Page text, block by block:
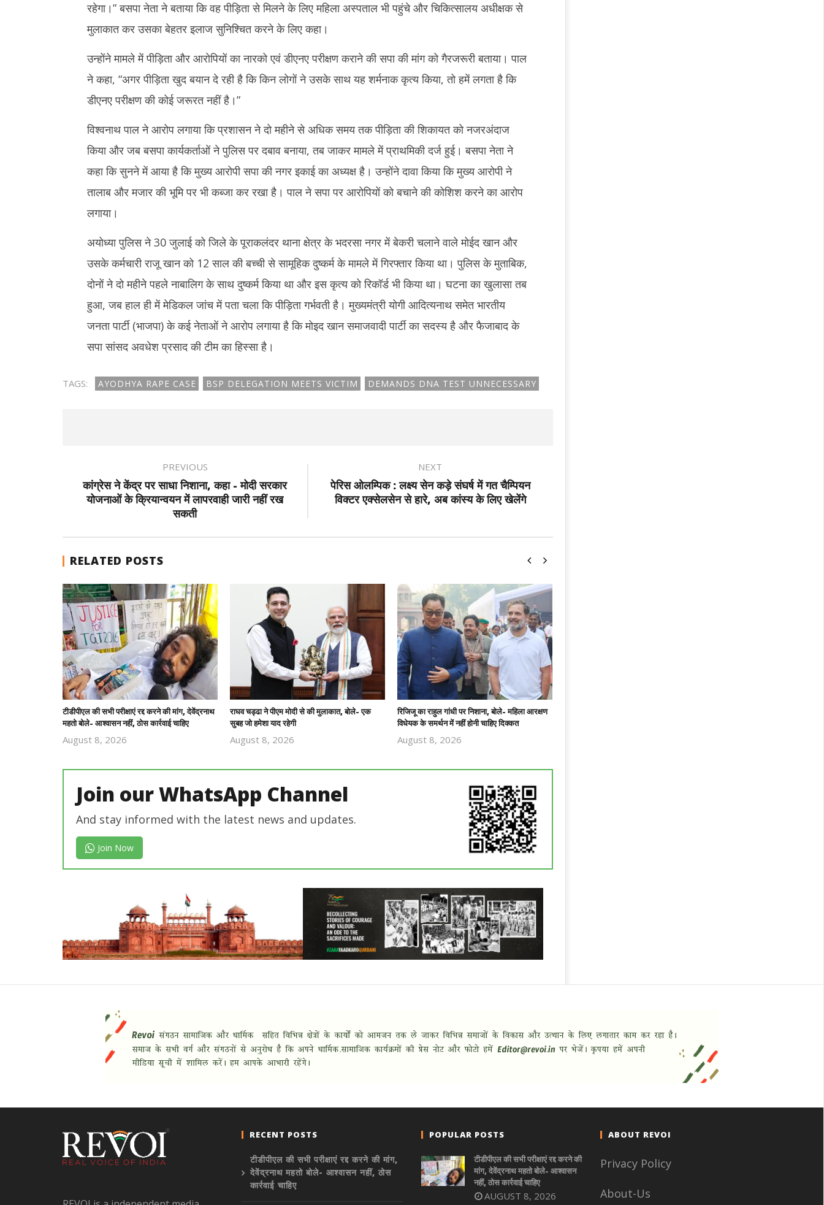
रहेगा।” बसपा नेता ने बताया कि वह पीड़िता से मिलने के लिए महिला अस्पताल भी पहुंचे और चिकित्सालय अधीक्षक से
मुलाकात कर उसका बेहतर इलाज सुनिश्चित करने के लिए कहा।
उन्होंने मामले में पीड़िता और आरोपियों का नारको एवं डीएनए परीक्षण कराने की सपा की मांग को गैरजरूरी बताया। पाल
ने कहा, “अगर पीड़िता खुद बयान दे रही है कि किन लोगों ने उसके साथ यह शर्मनाक कृत्य किया, तो हमें लगता है कि
डीएनए परीक्षण की कोई जरूरत नहीं है।”
विश्वनाथ पाल ने आरोप लगाया कि प्रशासन ने दो महीने से अधिक समय तक पीड़िता की शिकायत को नजरअंदाज
किया और जब बसपा कार्यकर्ताओं ने पुलिस पर दबाव बनाया, तब जाकर मामले में प्राथमिकी दर्ज हुई। बसपा नेता ने
कहा कि सुनने में आया है कि मुख्य आरोपी सपा की नगर इकाई का अध्यक्ष है। उन्होंने दावा किया कि मुख्य आरोपी ने
तालाब और मजार की भूमि पर भी कब्जा कर रखा है। पाल ने सपा पर आरोपियों को बचाने की कोशिश करने का आरोप
लगाया।
अयोध्या पुलिस ने 30 जुलाई को जिले के पूराकलंदर थाना क्षेत्र के भदरसा नगर में बेकरी चलाने वाले मोईद खान और
उसके कर्मचारी राजू खान को 12 साल की बच्ची से सामूहिक दुष्कर्म के मामले में गिरफ्तार किया था। पुलिस के मुताबिक,
दोनों ने दो महीने पहले नाबालिग के साथ दुष्कर्म किया था और इस कृत्य को रिकॉर्ड भी किया था। घटना का खुलासा तब
हुआ, जब हाल ही में मेडिकल जांच में पता चला कि पीड़िता गर्भवती है। मुख्यमंत्री योगी आदित्यनाथ समेत भारतीय
जनता पार्टी (भाजपा) के कई नेताओं ने आरोप लगाया है कि मोइद खान समाजवादी पार्टी का सदस्य है और फैजाबाद के
सपा सांसद अवधेश प्रसाद की टीम का हिस्सा है।
TAGS: AYODHYA RAPE CASE BSP DELEGATION MEETS VICTIM DEMANDS DNA TEST UNNECESSARY
PREVIOUS
कांग्रेस ने केंद्र पर साधा निशाना, कहा - मोदी सरकार
योजनाओं के क्रियान्वयन में लापरवाही जारी नहीं रख
सकती
NEXT
पेरिस ओलम्पिक : लक्ष्य सेन कड़े संघर्ष में गत चैम्पियन
विक्टर एक्सेलसेन से हारे, अब कांस्य के लिए खेलेंगे
RELATED POSTS
टीडीपीएल की सभी परीक्षाएं रद्द करने की मांग, देवेंद्रनाथ
महतो बोले- आश्वासन नहीं, ठोस कार्रवाई चाहिए
August 8, 2026
राघव चड्ढा ने पीएम मोदी से की मुलाकात, बोले- एक
सुबह जो हमेशा याद रहेगी
August 8, 2026
रिजिजू का राहुल गांधी पर निशाना, बोले- महिला आरक्षण
विधेयक के समर्थन में नहीं होनी चाहिए दिक्कत
August 8, 2026
Join our WhatsApp Channel
And stay informed with the latest news and updates.
Join Now
RECENT POSTS
टीडीपीएल की सभी परीक्षाएं रद्द करने की मांग,
देवेंद्रनाथ महतो बोले- आश्वासन नहीं, ठोस
कार्रवाई चाहिए
POPULAR POSTS
टीडीपीएल की सभी परीक्षाएं रद्द करने की
मांग, देवेंद्रनाथ महतो बोले- आश्वासन
नहीं, ठोस कार्रवाई चाहिए
AUGUST 8, 2026
ABOUT REVOI
Privacy Policy
About-Us